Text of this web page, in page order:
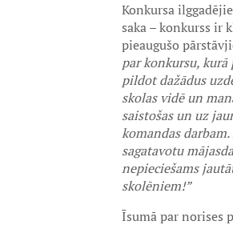
Konkursa
saka – konkurss ir
pieaugušo
par konkursu,
pildot dažādus
skolas vidē un
saistošas un uz
komandas
sagatavotu
nepieciešams
skolēniem!”
Īsumā par norises